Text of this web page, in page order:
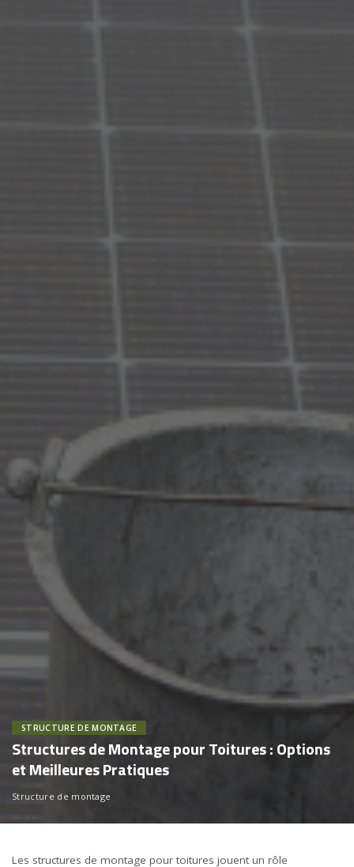
STRUCTURE DE MONTAGE
Structures de Montage pour Toitures : Options
et Meilleures Pratiques
Structure de montage
Les structures de montage pour toitures jouent un rôle